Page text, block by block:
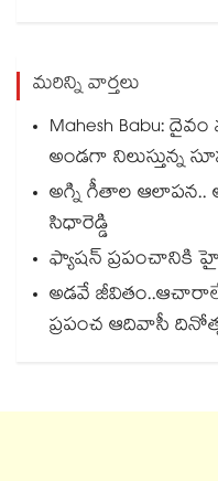
మరిన్ని వార్తలు
Mahesh Babu:
అండగా నిలుస్తున్న
అగ్ని గీతాల ఆలాపన..
సిధారెడ్డి
ఫ్యాషన్
అడవే జీవితం..ఆచారాలే
ప్రపంచ ఆదివాసీ